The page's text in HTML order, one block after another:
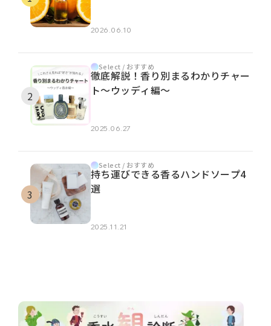
2026.06.10
Select / おすすめ
徹底解説！香り別まるわかりチャー
ト～ウッディ編～
2025.06.27
Select / おすすめ
持ち運びできる香るハンドソープ4
選
2025.11.21